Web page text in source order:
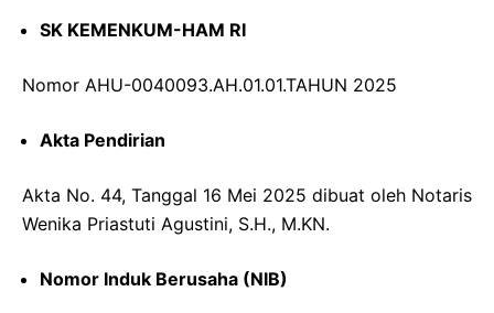
SK KEMENKUM-HAM RI
Nomor AHU-0040093.AH.01.01.TAHUN 2025
Akta Pendirian
Akta No. 44, Tanggal 16 Mei 2025 dibuat oleh Notaris
Wenika Priastuti Agustini, S.H., M.KN.
Nomor Induk Berusaha (NIB)